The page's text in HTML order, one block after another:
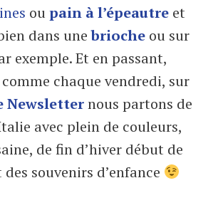
ou pain à l’épeautre et
dans unebrioche ou sur
exemple. Et en passant,
chaque vendredi, sur
Newsletternous partons de
avec plein de couleurs,
de fin d’hiver début de
souvenirs d’enfance